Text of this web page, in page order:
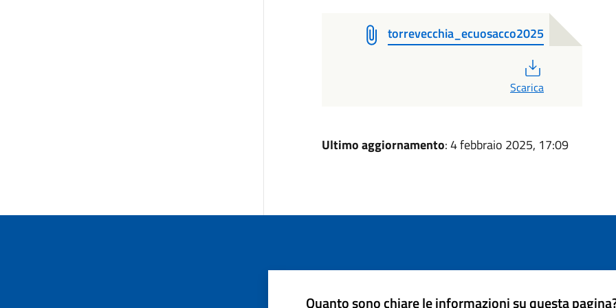
torrevecchia_ecuosacco2025
Scarica
Ultimo aggiornamento: 4 febbraio 2025, 17:09
Quanto sono chiare le informazioni su questa